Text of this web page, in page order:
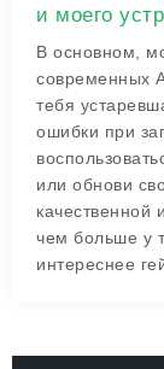
и моего
В основном,
современных
тебя
ошибки при
или обнови
качественной
чем больше у
интереснее